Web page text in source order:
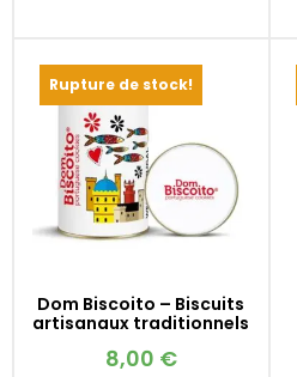
Rupture de stock!
Dom Biscoito – Biscuits
artisanaux traditionnels
8,00 €